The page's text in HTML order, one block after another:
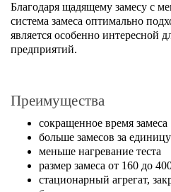
Благодаря щадящему замесу с
система замеса оптимально
является особенно интересной
предприятий.
Преимущества
сокращенное время замеса
больше замесов за
меньше нагревание теста
размер замеса от 160 до
стационарный агрегат,